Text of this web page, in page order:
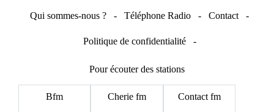
Qui sommes-nous ? - Téléphone Radio - Contact -
Politique de confidentialité -
Pour écouter des stations
Bfm Cherie fm Contact fm